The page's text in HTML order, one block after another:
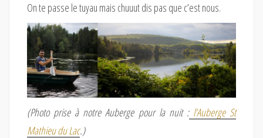
On te passe le tuyau mais chuuut dis pas que c’est nous.
(Photo prise à notre Auberge pour la nuit :l’Auberge St
Mathieu du Lac.)